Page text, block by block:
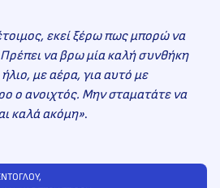
εκεί ξέρω πως μπορώ να
να βρω μία καλή συνθήκη
με αέρα, για αυτό με
ο ανοιχτός. Μην σταματάτε να
καλά ακόμη».